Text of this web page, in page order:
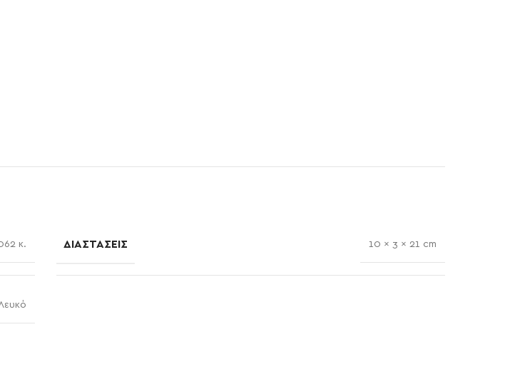
κ. ΔΙΑΣΤΆΣΕΙΣ 10 × 3 × 21 cm